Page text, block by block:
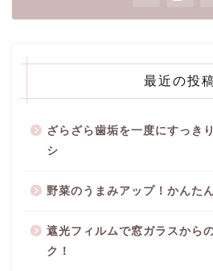
最近の投
ざらざら歯垢を一度にすっき
シ
野菜のうまみアップ！かんた
遮光フィルムで窓ガラスから
ク！